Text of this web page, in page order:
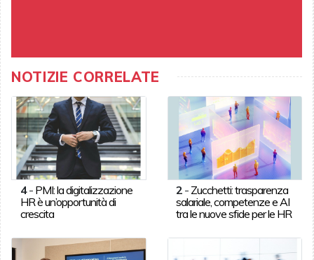
NOTIZIE CORRELATE
4- PMI: la digitalizzazione
HR è un’opportunità di
crescita
2 - Zucchetti: trasparenza
salariale, competenze e AI
tra le nuove sfide per le HR